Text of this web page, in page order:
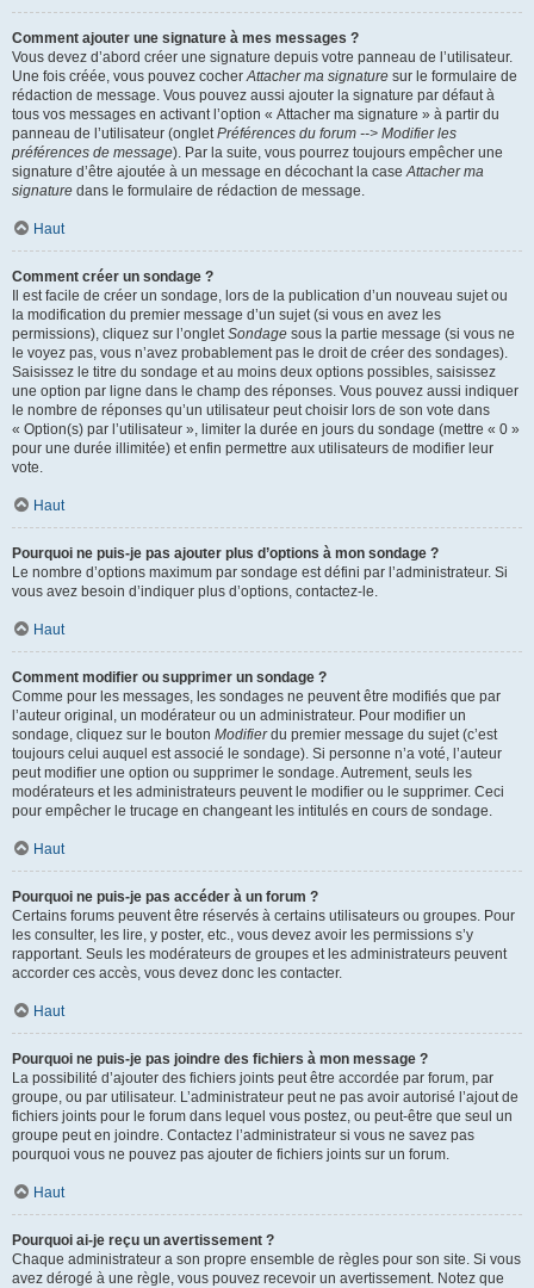
Comment ajouter une signature à mes messages ?
Vous devez d’abord créer une signature depuis votre panneau de l’utilisateur.
Une fois créée, vous pouvez cocherAttacher ma signature sur le formulaire de
rédaction de message. Vous pouvez aussi ajouter la signature par défaut à
tous vos messages en activant l’option « Attacher ma signature » à partir du
panneau de l’utilisateur (ongletPréférences du forum --> Modifier les
préférences de message). Par la suite, vous pourrez toujours empêcher une
signature d’être ajoutée à un message en décochant la caseAttacher ma
signature dans le formulaire de rédaction de message.
Haut
Comment créer un sondage ?
Il est facile de créer un sondage, lors de la publication d’un nouveau sujet ou
la modification du premier message d’un sujet (si vous en avez les
permissions), cliquez sur l’ongletSondage sous la partie message (si vous ne
le voyez pas, vous n’avez probablement pas le droit de créer des sondages).
Saisissez le titre du sondage et au moins deux options possibles, saisissez
une option par ligne dans le champ des réponses. Vous pouvez aussi indiquer
le nombre de réponses qu’un utilisateur peut choisir lors de son vote dans
« Option(s) par l’utilisateur », limiter la durée en jours du sondage (mettre « 0 »
pour une durée illimitée) et enfin permettre aux utilisateurs de modifier leur
vote.
Haut
Pourquoi ne puis-je pas ajouter plus d’options à mon sondage ?
Le nombre d’options maximum par sondage est défini par l’administrateur. Si
vous avez besoin d’indiquer plus d’options, contactez-le.
Haut
Comment modifier ou supprimer un sondage ?
Comme pour les messages, les sondages ne peuvent être modifiés que par
l’auteur original, un modérateur ou un administrateur. Pour modifier un
sondage, cliquez sur le bouton Modifierdu premier message du sujet (c’est
toujours celui auquel est associé le sondage). Si personne n’a voté, l’auteur
peut modifier une option ou supprimer le sondage. Autrement, seuls les
modérateurs et les administrateurs peuvent le modifier ou le supprimer. Ceci
pour empêcher le trucage en changeant les intitulés en cours de sondage.
Haut
Pourquoi ne puis-je pas accéder à un forum ?
Certains forums peuvent être réservés à certains utilisateurs ou groupes. Pour
les consulter, les lire, y poster, etc., vous devez avoir les permissions s’y
rapportant. Seuls les modérateurs de groupes et les administrateurs peuvent
accorder ces accès, vous devez donc les contacter.
Haut
Pourquoi ne puis-je pas joindre des fichiers à mon message ?
La possibilité d’ajouter des fichiers joints peut être accordée par forum, par
groupe, ou par utilisateur. L’administrateur peut ne pas avoir autorisé l’ajout de
fichiers joints pour le forum dans lequel vous postez, ou peut-être que seul un
groupe peut en joindre. Contactez l’administrateur si vous ne savez pas
pourquoi vous ne pouvez pas ajouter de fichiers joints sur un forum.
Haut
Pourquoi ai-je reçu un avertissement ?
Chaque administrateur a son propre ensemble de règles pour son site. Si vous
avez dérogé à une règle, vous pouvez recevoir un avertissement. Notez que